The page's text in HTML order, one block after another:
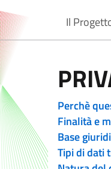
Il
current
Perchè
Finalità e
Base
Tipi di dati